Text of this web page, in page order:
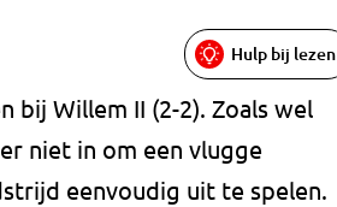
Hulp bij lezen
bij Willem II (2-2). Zoals wel
niet in om een vlugge
eenvoudig uit te spelen.